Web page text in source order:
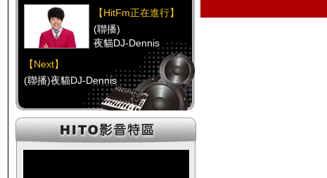
最專業《DJ推薦》好音樂千萬別錯過！
好康報報 最新優惠訊息都在這！
【HitFm正在進行】
(聯播)
夜貓DJ-Dennis
【Next】
(聯播)夜貓DJ-Dennis
【HitFm正在進行】
(聯播)